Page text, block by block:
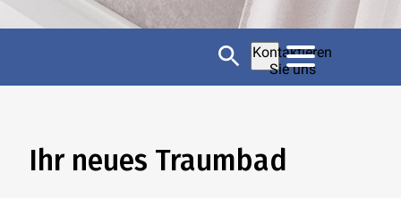
Kontaktieren
Sie uns
Ihr neues Traumbad